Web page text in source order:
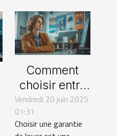
Comment
choisir entre
une garantie
de loyer
traditionnelle
Vendredi 20 juin 2025
01:31
Choisir une garantie